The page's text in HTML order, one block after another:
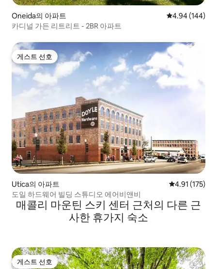
Oneida의 아파트 평점 4.94점(5
4.94 (144)
카디널 가든 리트리트 - 2BR 아파트
게스트 선호
게스트 선호
Utica의 아파트 평점 4.91점(5
4.91 (175)
도일 하드웨어 빌딩 스튜디오 에어비앤비
매콜리 마운틴 스키 센터 근처의 다른 근
사한 휴가지 숙소
게스트 선호
게스트 선호